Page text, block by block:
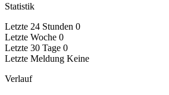
Statistik
Letzte 24 Stunden 0
Letzte Woche 0
Letzte 30 Tage 0
Letzte Meldung Keine
Verlauf